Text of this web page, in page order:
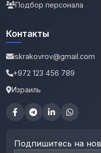
Подбор персонала
Контакты
iskrakovrov@gmail.com
+972 123 456 789
Израиль
Подпишитесь на